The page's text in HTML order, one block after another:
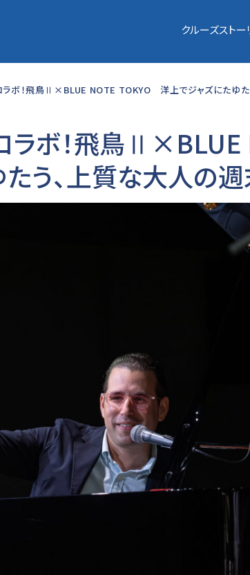
クルーズストー
ラボ！飛鳥Ⅱ×BLUE NOTE TOKYO 洋上でジャズにたゆた
ラボ！飛鳥Ⅱ×BLUE
う、上質な大人の